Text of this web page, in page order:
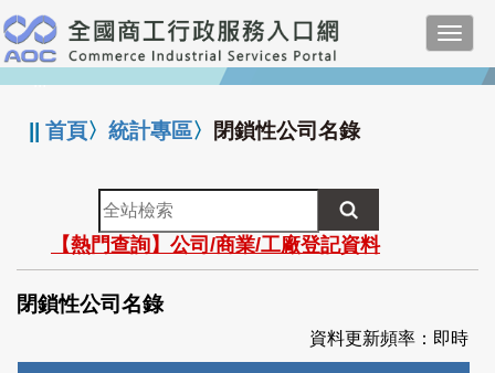
跳
到
主
要
:::
||首頁〉統計專區〉 閉鎖性公司名錄
全
站
檢
索
【熱門查詢】公司/商業/工廠登記資料
閉鎖性公司名錄
資料更新頻率：即時